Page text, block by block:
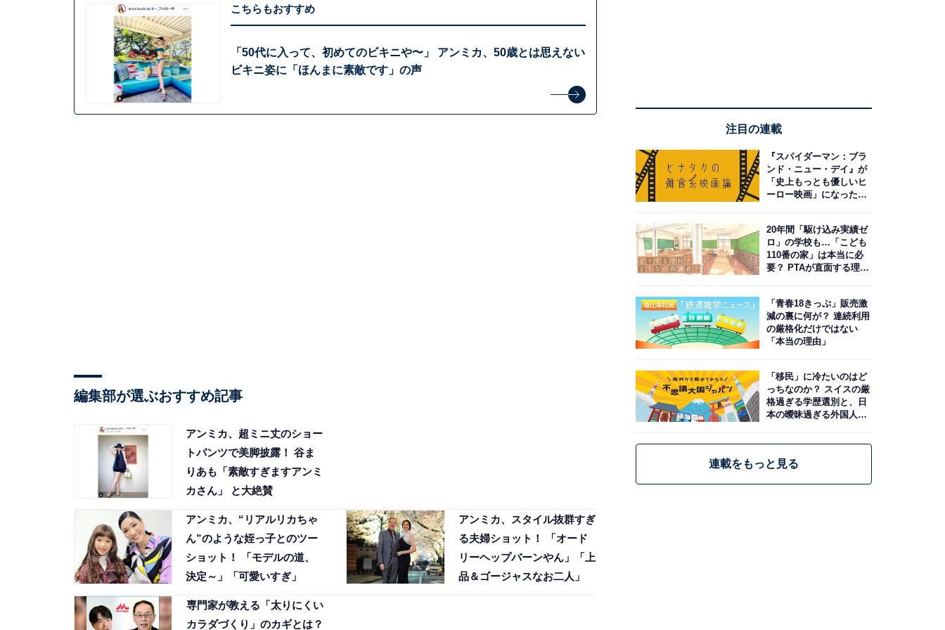
こちらもおすすめ
「50代に入って、初めてのビキニや〜」 アンミカ、50歳とは思えない
ビキニ姿に「ほんまに素敵です」の声
編集部が選ぶおすすめ記事
アンミカ、超ミニ丈のショー
トパンツで美脚披露！ 谷ま
りあも「素敵すぎますアンミ
カさん」 と大絶賛
アンミカ、“リアルリカちゃ
ん”のような姪っ子とのツー
ショット！ 「モデルの道、
決定～」「可愛いすぎ」
アンミカ、スタイル抜群すぎ
る夫婦ショット！ 「オード
リーヘップバーンやん」「上
品＆ゴージャスなお二人」
専門家が教える「太りにくい
カラダづくり」のカギとは？
注目の連載
『スパイダーマン：ブラ
ンド・ニュー・デイ』が
「史上もっとも優しいヒ
ーロー映画」になった理
20年間「駆け込み実績ゼ
ロ」の学校も…「こども
110番の家」は本当に必
要？ PTAが直面する理想
「青春18きっぷ」販売激
減の裏に何が？ 連続利用
の厳格化だけではない
「本当の理由」
「移民」に冷たいのはど
っちなのか？ スイスの厳
格過ぎる学歴選別と、日
本の曖昧過ぎる外国人政
連載をもっと見る